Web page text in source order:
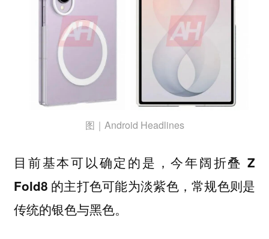
图｜Android Headlines
目前基本可以确定的是，今年阔折叠 Z
Fold8 的主打色可能为淡紫色，常规色则是
传统的银色与黑色。